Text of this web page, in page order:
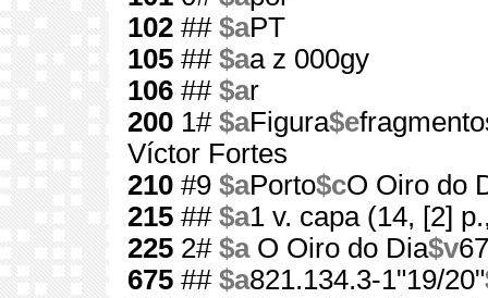
102 ## $aPT
105 ## $aa z 000gy
106 ## $ar
200 1# $aFigura$e
Víctor Fortes
210 #9 $aPorto$cO Oiro do
215 ## $a1 v. capa (14, [2]
225 2# $aO Oiro do Dia$v67
675 ## $a821.134.3-1"19/20"